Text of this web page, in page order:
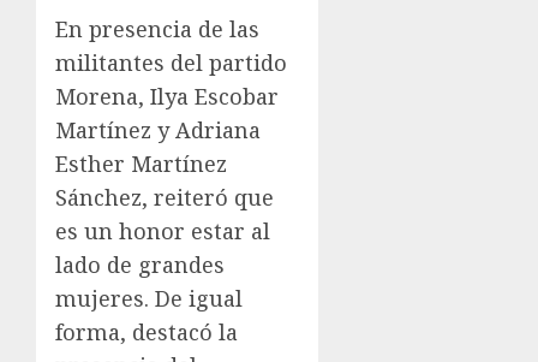
En presencia de las
militantes del partido
Morena, Ilya Escobar
Martínez y Adriana
Esther Martínez
Sánchez, reiteró que
es un honor estar al
lado de grandes
mujeres. De igual
forma, destacó la